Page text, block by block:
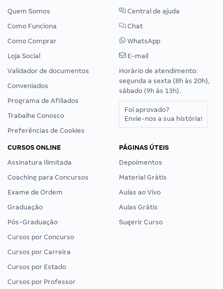
Quem Somos
Como Funciona
Como Comprar
Loja Social
Validador de documentos
Conveniados
Programa de Afiliados
Trabalhe Conosco
Preferências de Cookies
Central de ajuda
Chat
WhatsApp
E-mail
Horário de atendimento:
segunda a sexta (8h às 20h),
sábado (9h às 13h).
Foi aprovado?
Envie-nos a sua história!
CURSOS ONLINE
Assinatura Ilimitada
Coaching para Concursos
Exame de Ordem
Graduação
Pós-Graduação
Cursos por Concurso
Cursos por Carreira
Cursos por Estado
Cursos por Professor
PÁGINAS ÚTEIS
Depoimentos
Material Grátis
Aulas ao Vivo
Aulas Grátis
Sugerir Curso